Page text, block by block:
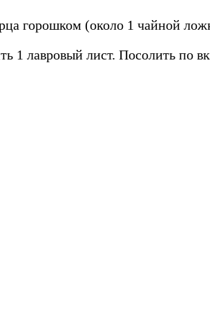
горошком (около 1 чайной
1 лавровый лист. Посолить по